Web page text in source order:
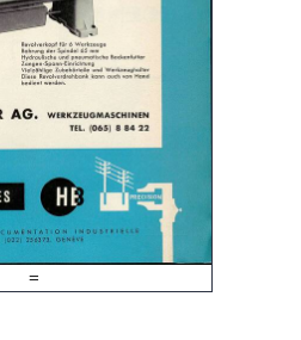
=